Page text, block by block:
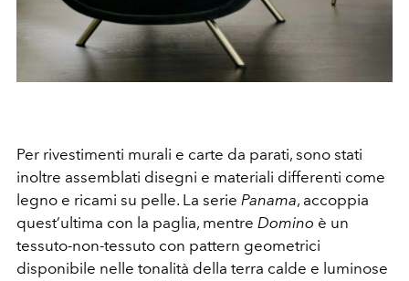
Per rivestimenti murali e carte da parati, sono stati
inoltre assemblati disegni e materiali differenti come
legno e ricami su pelle. La serie Panama, accoppia
quest’ultima con la paglia, mentre Domino è un
tessuto-non-tessuto con pattern geometrici
disponibile nelle tonalità della terra calde e luminose